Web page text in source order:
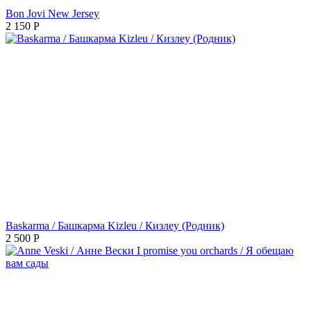
Bon Jovi New Jersey
2 150 Р
Baskarma / Башкарма Kizleu / Кизлеу (Родник)
2 500 Р